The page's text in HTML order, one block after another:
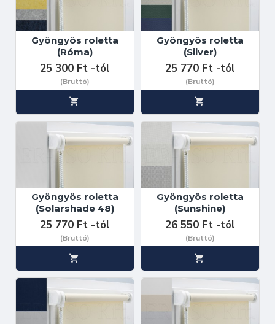
Gyöngyös roletta
(Róma)
25 300 Ft -tól
(Bruttó)
Gyöngyös roletta
(Silver)
25 770 Ft -tól
(Bruttó)
Gyöngyös roletta
(Solarshade 48)
25 770 Ft -tól
(Bruttó)
Gyöngyös roletta
(Sunshine)
26 550 Ft -tól
(Bruttó)